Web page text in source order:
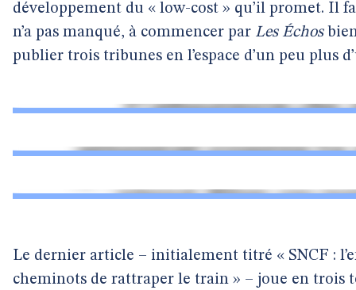
développement du « low-cost » qu’il promet. Il
n’a pas manqué, à commencer par Les Échos
publier trois tribunes en l’espace d’un peu plus
Le dernier article – initialement titré « SNCF :
cheminots de rattraper le train » – joue en trois